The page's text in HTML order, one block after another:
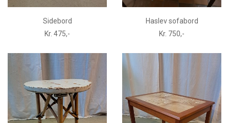
Sidebord
Kr. 475,-
Haslev sofabord
Kr. 750,-